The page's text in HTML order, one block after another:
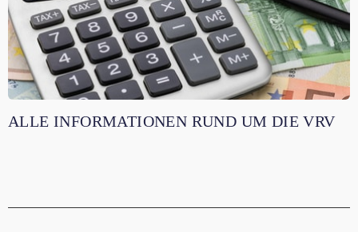
ALLE INFORMATIONEN RUND UM DIE VRV